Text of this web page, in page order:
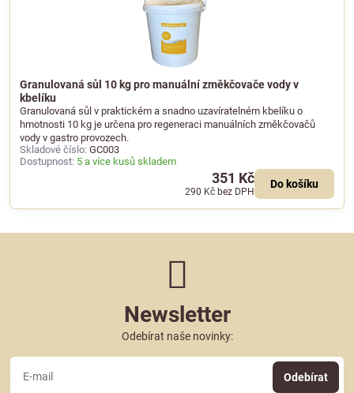
Granulovaná sůl 10 kg pro manuální změkčovače vody v
kbelíku
Granulovaná sůl v praktickém a snadno uzavíratelném kbelíku o
hmotnosti 10 kg je určena pro regeneraci manuálních změkčovačů
vody v gastro provozech.
Skladové číslo: GC003
Dostupnost: 5 a více kusů skladem
351 Kč
290 Kč bez DPH
Do košíku
Newsletter
Odebírat naše novinky:
Odebírat